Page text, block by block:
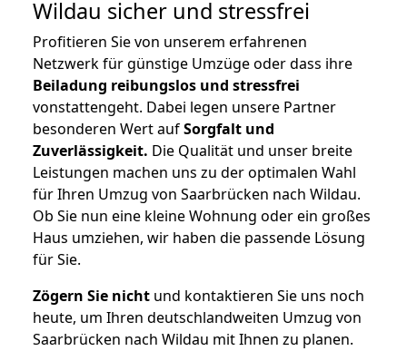
Wildau sicher und stressfrei
Profitieren Sie von unserem erfahrenen
Netzwerk für günstige Umzüge oder dass ihre
Beiladung reibungslos und stressfrei
vonstattengeht. Dabei legen unsere Partner
besonderen Wert aufSorgfalt und
Zuverlässigkeit. Die Qualität und unser breite
Leistungen machen uns zu der optimalen Wahl
für Ihren Umzug von Saarbrücken nach Wildau.
Ob Sie nun eine kleine Wohnung oder ein großes
Haus umziehen, wir haben die passende Lösung
für Sie.
Zögern Sie nicht und kontaktieren Sie uns noch
heute, um Ihren deutschlandweiten Umzug von
Saarbrücken nach Wildau mit Ihnen zu planen.